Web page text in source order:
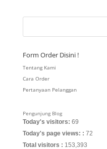
Form Order Disini !
Tentang Kami
Cara Order
Pertanyaan Pelanggan
Pengunjung Blog
Today's visitors: 69
Today's page views: : 72
Total visitors : 153,393